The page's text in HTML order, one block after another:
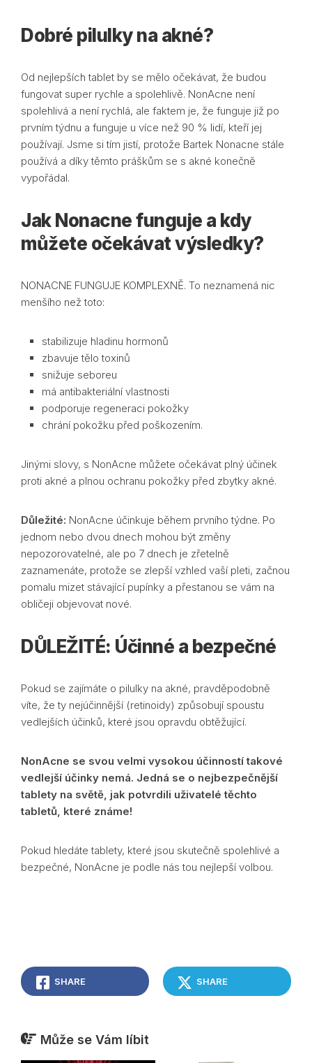
Dobré pilulky na akné?
Od nejlepších tablet by se mělo očekávat, že budou
fungovat super rychle a spolehlivě. NonAcne není
spolehlivá a není rychlá, ale faktem je, že funguje již po
prvním týdnu a funguje u více než 90 % lidí, kteří jej
používají. Jsme si tím jistí, protože Bartek Nonacne stále
používá a díky těmto práškům se s akné konečně
vypořádal.
Jak Nonacne funguje a kdy
můžete očekávat výsledky?
NONACNE FUNGUJE KOMPLEXNĚ. To neznamená nic
menšího než toto:
stabilizuje hladinu hormonů
zbavuje tělo toxinů
snižuje seboreu
má antibakteriální vlastnosti
podporuje regeneraci pokožky
chrání pokožku před poškozením.
Jinými slovy, s NonAcne můžete očekávat plný účinek
proti akné a plnou ochranu pokožky před zbytky akné.
Důležité: NonAcne účinkuje během prvního týdne. Po
jednom nebo dvou dnech mohou být změny
nepozorovatelné, ale po 7 dnech je zřetelně
zaznamenáte, protože se zlepší vzhled vaší pleti, začnou
pomalu mizet stávající pupínky a přestanou se vám na
obličeji objevovat nové.
DŮLEŽITÉ: Účinné a bezpečné
Pokud se zajímáte o pilulky na akné, pravděpodobně
víte, že ty nejúčinnější (retinoidy) způsobují spoustu
vedlejších účinků, které jsou opravdu obtěžující.
NonAcne se svou velmi vysokou účinností takové
vedlejší účinky nemá. Jedná se o nejbezpečnější
tablety na světě, jak potvrdili uživatelé těchto
tabletů, které známe!
Pokud hledáte tablety, které jsou skutečně spolehlivé a
bezpečné, NonAcne je podle nás tou nejlepší volbou.
SHARE SHARE
Může se Vám líbit